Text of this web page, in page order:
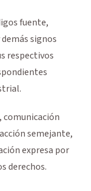
fuente,
signos
respectivos
semejante,
expresa por
derechos.